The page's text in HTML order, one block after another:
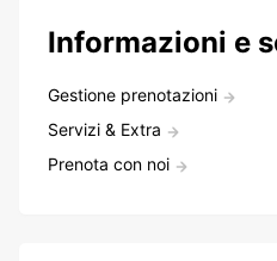
Informazioni e
Gestione prenotazioni
Servizi & Extra
Prenota con noi